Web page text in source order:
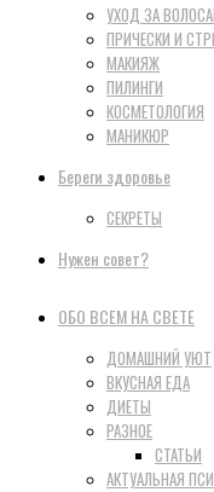
УХОД ЗА
ПРИЧЕСКИ И
МАКИЯЖ
ПИЛИНГИ
КОСМЕТОЛОГИЯ
МАНИКЮР
Береги здоровье
СЕКРЕТЫ
Нужен совет?
ОБО ВСЕМ НА СВЕТЕ
ДОМАШНИЙ УЮТ
ВКУСНАЯ ЕДА
ДИЕТЫ
РАЗНОЕ
СТАТЬИ
АКТУАЛЬНАЯ